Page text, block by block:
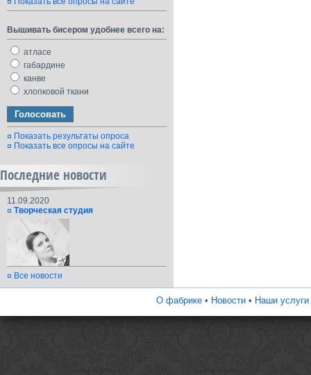
Вышивать бисером удобнее всего на:
атласе
габардине
канве
хлопковой ткани
Показать результаты опроса
Показать все опросы на сайте
Последние новости
11.09.2020
Творческая студия
Все новости
О фабрике• Новости• Наши услуги